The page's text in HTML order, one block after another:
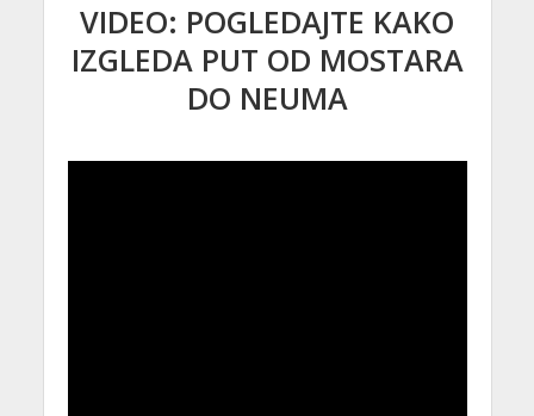
VIDEO: POGLEDAJTE KAKO
IZGLEDA PUT OD MOSTARA
DO NEUMA